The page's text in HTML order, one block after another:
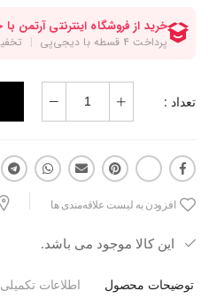
جنس پاشنه: ABS
ارتفاع پاشنه: 8سانتی‌متر
پاخور: سایزهمیشگی خود را انتخاب کنید.
تعداد :
افزودن به لیست علاقه‌مندی ها
این کالا موجود می باشد.
توضیحات محصول اطلاعات تکمیلی